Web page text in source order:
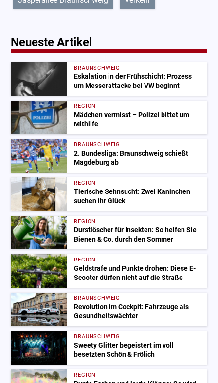
Neueste Artikel
BRAUNSCHWEIG
Eskalation in der Frühschicht: Prozess
um Messerattacke bei VW beginnt
REGION
Mädchen vermisst – Polizei bittet um
Mithilfe
BRAUNSCHWEIG
2. Bundesliga: Braunschweig schießt
Magdeburg ab
REGION
Tierische Sehnsucht: Zwei Kaninchen
suchen ihr Glück
REGION
Durstlöscher für Insekten: So helfen Sie
Bienen & Co. durch den Sommer
REGION
Geldstrafe und Punkte drohen: Diese E-
Scooter dürfen nicht auf die Straße
BRAUNSCHWEIG
Revolution im Cockpit: Fahrzeuge als
Gesundheitswächter
BRAUNSCHWEIG
Sweety Glitter begeistert im voll
besetzten Schön & Frölich
REGION